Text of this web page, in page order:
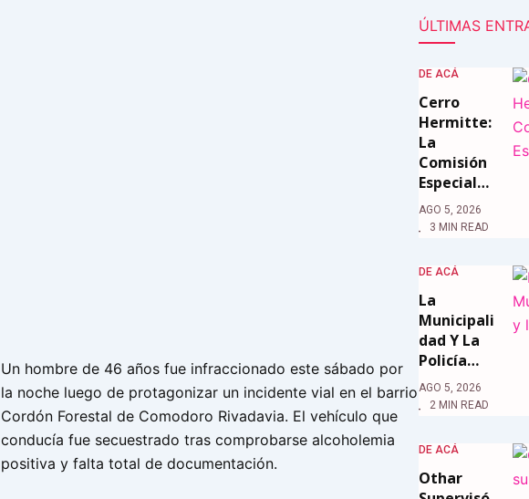
Un hombre de 46 años fue infraccionado este sábado por
la noche luego de protagonizar un incidente vial en el barrio
Cordón Forestal de Comodoro Rivadavia. El vehículo que
conducía fue secuestrado tras comprobarse alcoholemia
positiva y falta total de documentación.
ÚLTIMAS
DE ACÁ
Cerro
Hermitte:
La
Comisión
Especial…
AGO 5, 2026
3 MIN READ
DE ACÁ
La
Municipali
Dad Y La
Policía…
AGO 5, 2026
2 MIN READ
DE ACÁ
Othar